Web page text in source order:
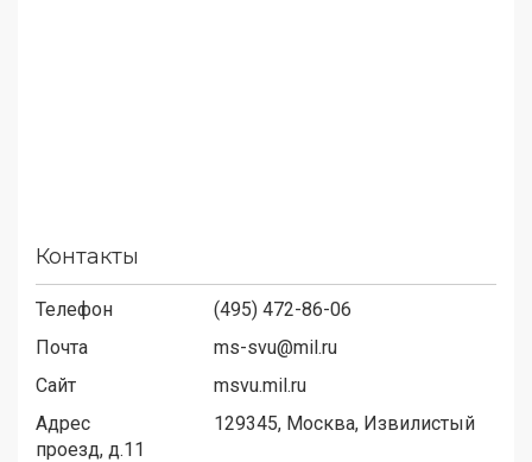
Контакты
Телефон
(495) 472-86-06
Почта
ms-svu@mil.ru
Сайт
msvu.mil.ru
Адрес
129345, Москва, Извилистый
проезд, д.11